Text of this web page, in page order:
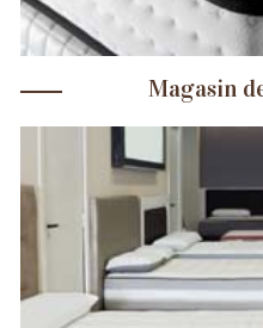
Magasin